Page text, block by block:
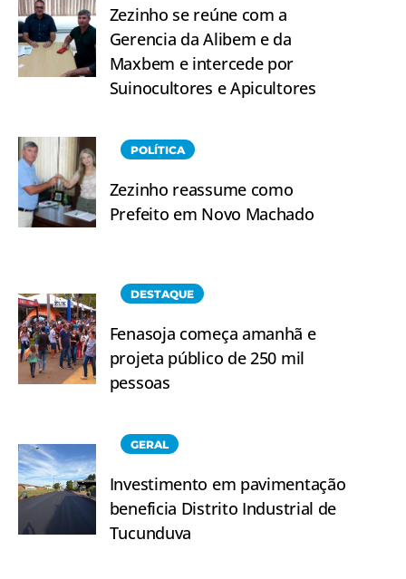
Zezinho se reúne com a
Gerencia da Alibem e da
Maxbem e intercede por
Suinocultores e Apicultores
POLÍTICA
Zezinho reassume como
Prefeito em Novo Machado
DESTAQUE
Fenasoja começa amanhã e
projeta público de 250 mil
pessoas
GERAL
Investimento em pavimentação
beneficia Distrito Industrial de
Tucunduva